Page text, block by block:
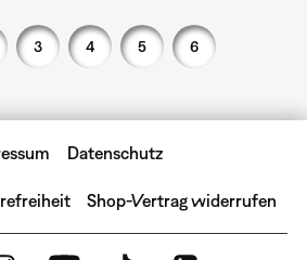
3 4 5 6
Datenschutz
Shop-Vertrag widerrufen